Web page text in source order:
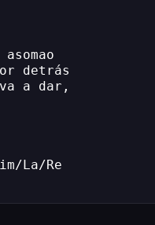
detrás
a dar,
La/Re